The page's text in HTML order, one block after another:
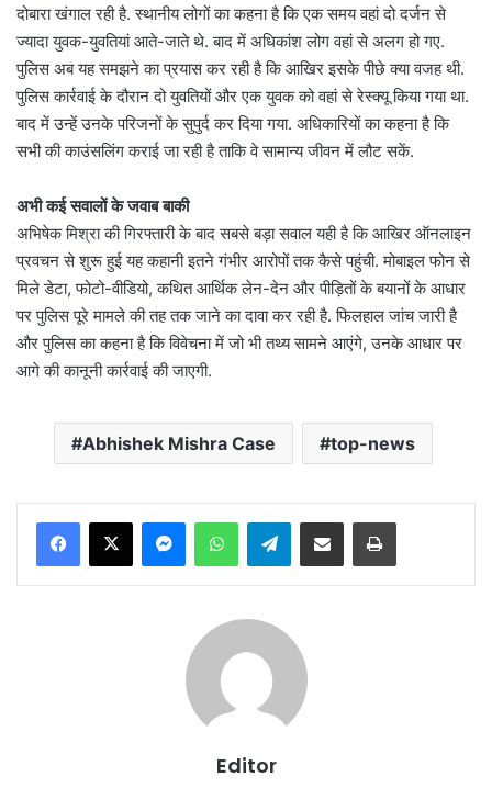
दोबारा खंगाल रही है. स्थानीय लोगों का कहना है कि एक समय वहां दो दर्जन से
ज्यादा युवक-युवतियां आते-जाते थे. बाद में अधिकांश लोग वहां से अलग हो गए.
पुलिस अब यह समझने का प्रयास कर रही है कि आखिर इसके पीछे क्या वजह थी.
पुलिस कार्रवाई के दौरान दो युवतियों और एक युवक को वहां से रेस्क्यू किया गया था.
बाद में उन्हें उनके परिजनों के सुपुर्द कर दिया गया. अधिकारियों का कहना है कि
सभी की काउंसलिंग कराई जा रही है ताकि वे सामान्य जीवन में लौट सकें.
अभी कई सवालों के जवाब बाकी
अभिषेक मिश्रा की गिरफ्तारी के बाद सबसे बड़ा सवाल यही है कि आखिर ऑनलाइन
प्रवचन से शुरू हुई यह कहानी इतने गंभीर आरोपों तक कैसे पहुंची. मोबाइल फोन से
मिले डेटा, फोटो-वीडियो, कथित आर्थिक लेन-देन और पीड़ितों के बयानों के आधार
पर पुलिस पूरे मामले की तह तक जाने का दावा कर रही है. फिलहाल जांच जारी है
और पुलिस का कहना है कि विवेचना में जो भी तथ्य सामने आएंगे, उनके आधार पर
आगे की कानूनी कार्रवाई की जाएगी.
Abhishek Mishra Case top-news
MessengerWhatsAppTelegramShare via Email Print
Editor